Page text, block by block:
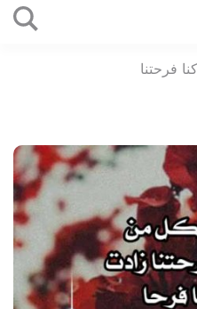
المحتوى
فرحتنا